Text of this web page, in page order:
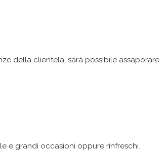
della clientela, sarà possibile assaporare
e grandi occasioni oppure rinfreschi.